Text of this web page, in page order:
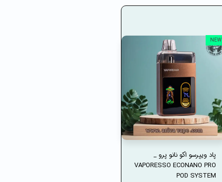
پاد ویپرسو اکو نانو پرو _
VAPORESSO ECONANO PRO
POD SYSTEM
NEW